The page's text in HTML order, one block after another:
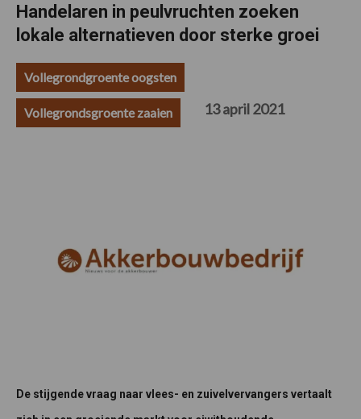
Handelaren in peulvruchten zoeken
lokale alternatieven door sterke groei
Vollegrondgroente oogsten
Vollegrondsgroente zaaien 13 april 2021
De stijgende vraag naar vlees- en zuivelvervangers vertaalt